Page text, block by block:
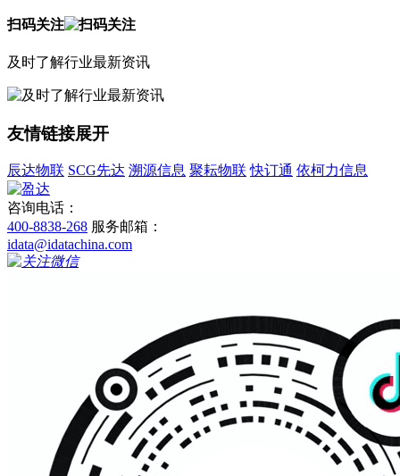
扫码关注
及时了解行业最新资讯
友情链接展开
辰达物联 SCG先达 溯源信息 聚耘物联 快订通 依柯力信息
咨询电话：
400-8838-268 服务邮箱：
idata@idatachina.com